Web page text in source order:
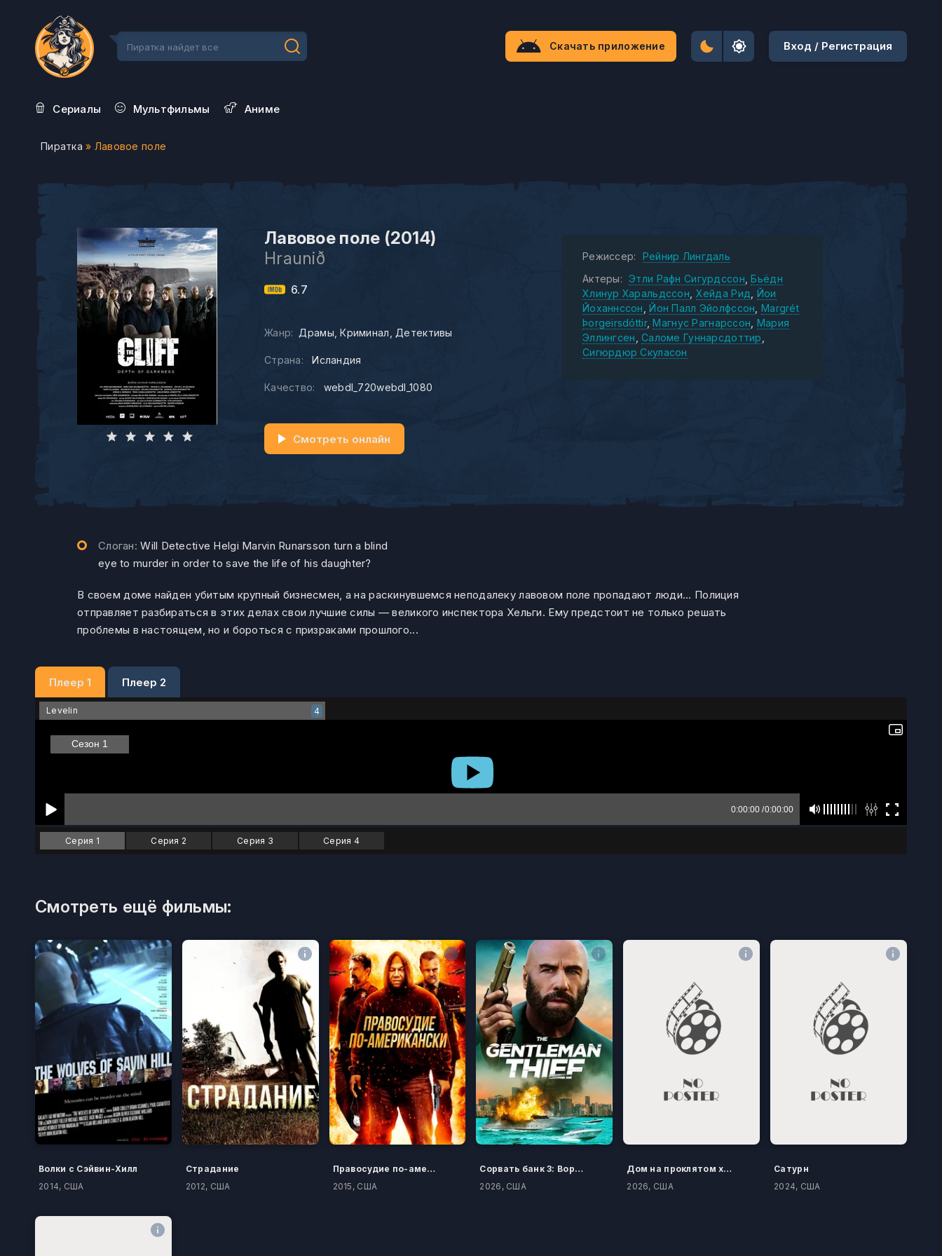
Скачать приложение Вход / Регистрация
Сериалы Мультфильмы Aниме
Пиратка » Лавовое поле
Лавовое поле (2014)
Hraunið
6.7
Жанр: Драмы Криминал Детективы
Страна: Исландия
Качество: webdl_720webdl_1080
Смотреть онлайн
Режиссер:
Рейнир Лингдаль
Актеры:
Этли Рафн Сигурдссон Бьёдн
Хлинур Харальдссон Хейда Рид
Йои
Йоханнссон
Йон Палл Эйолфссон Margrét
Þorgeirsdóttir Магнус Рагнарссон Мария
Эллингсен Саломе Гуннарсдоттир
Сигюрдюр Скуласон
Слоган: Will Detective Helgi Marvin Runarsson turn a blind
eye to murder in order to save the life of his daughter?
В своем доме найден убитым крупный бизнесмен, а на раскинувшемся неподалеку лавовом поле пропадают люди... Полиция
отправляет разбираться в этих делах свои лучшие силы — великого инспектора Хельги. Ему предстоит не только решать
проблемы в настоящем, но и бороться с призраками прошлого...
Плеер 1 Плеер 2
Levelin 4
Серия 1 Серия 2 Серия 3 Серия 4
Смотреть ещё фильмы:
Волки с Сэйвин-Хилл
2014, США
Страдание
2012, США
Правосудие по-американски
2015, США
Сорвать банк 3: Вор-джентльмен
2026, США
Дом на проклятом холме
2026, США
Сатурн
2024, США